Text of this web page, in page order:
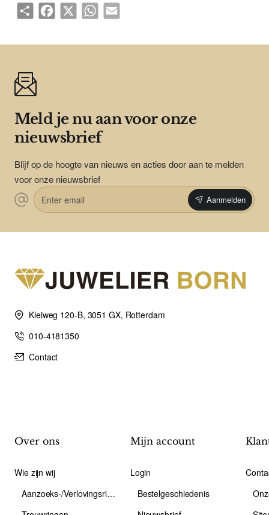
ShareFacebook
X WhatsAppEmail
Meld je nu aan voor onze
nieuwsbrief
Blijf op de hoogte van nieuws en acties door aan te melden
voor onze nieuwsbrief
Enter
email
Aanmelden
Kleiweg 120-B, 3051 GX, Rotterdam
010-4181350
Contact
Over ons
Wie zijn wij
Aanzoeks-/Verlovingsring
Mijn account
Login
Bestelgeschiedenis